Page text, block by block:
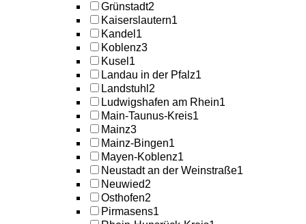
Grünstadt2
Kaiserslautern1
Kandel 1
Koblenz3
Kusel 1
Landau in der Pfalz1
Landstuhl 2
Ludwigshafen am Rhein1
Main-Taunus-Kreis1
Mainz3
Mainz-Bingen1
Mayen-Koblenz1
Neustadt an der Weinstraße1
Neuwied2
Osthofen2
Pirmasens1